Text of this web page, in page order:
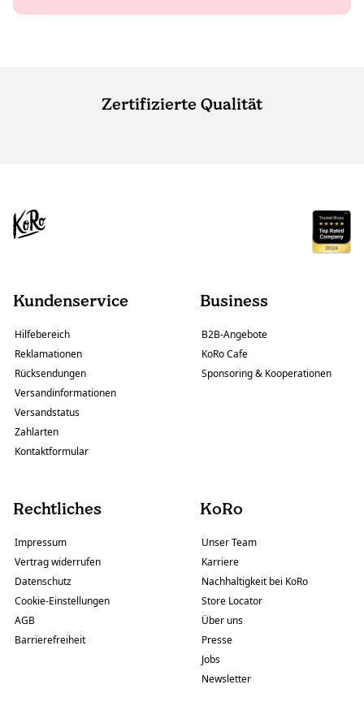
Zertifizierte Qualität
Kundenservice
Hilfebereich
Reklamationen
Rücksendungen
Versandinformationen
Versandstatus
Zahlarten
Kontaktformular
Business
B2B-Angebote
KoRo Cafe
Sponsoring & Kooperationen
Rechtliches
Impressum
Vertrag widerrufen
Datenschutz
Cookie-Einstellungen
AGB
Barrierefreiheit
KoRo
Unser Team
Karriere
Nachhaltigkeit bei KoRo
Store Locator
Über uns
Presse
Jobs
Newsletter